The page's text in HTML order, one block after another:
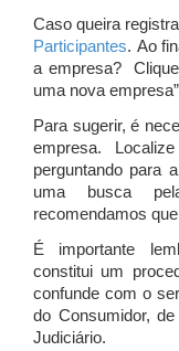
Caso queira
Participantes. Ao
a empresa?
uma nova
Para sugerir, é
empresa.
perguntando para
uma busca
recomendamos
É importante
constitui um
confunde com o
do Consumidor,
Judiciário.